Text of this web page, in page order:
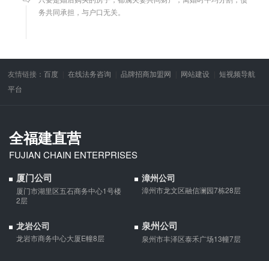
务共同承担，与户口无关。
出借人只提供微信转账凭证，只能证明双方的借贷关系生效，但是
不能证明双方存在借款关系。
等问题实现作出约定，以免将来离婚或一方死亡是产生争议。
夫妻财产约定协议公证由当事人一方的住所地或协议签订地公证处
支票有效期
友情链接：百度 在线法务咨询 品牌招商加盟网 网站建设
短视频导航
平台
全福建直营
FUJIAN CHAIN ENTERPRISES
厦门公司
厦门市湖里区五石商务中心1号楼
2层
漳州公司
漳州市龙文区融信澜园7栋28层
龙岩公司
龙岩市商务中心大厦E幢8层
泉州公司
泉州市丰泽区泰禾广场13幢7层